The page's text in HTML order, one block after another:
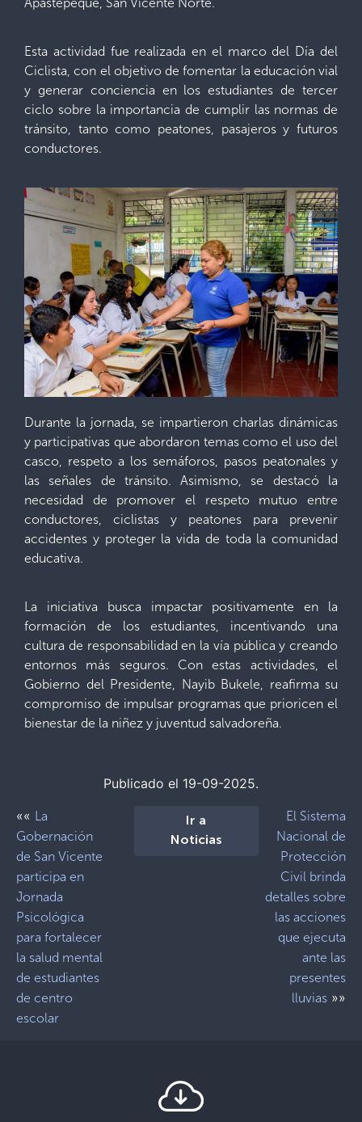
Esta actividad fue realizada en el marco del Día del
Ciclista, con el objetivo de fomentar la educación vial
y generar conciencia en los estudiantes de tercer
ciclo sobre la importancia de cumplir las normas de
tránsito, tanto como peatones, pasajeros y futuros
conductores.
Durante la jornada, se impartieron charlas dinámicas
y participativas que abordaron temas como el uso del
casco, respeto a los semáforos, pasos peatonales y
las señales de tránsito. Asimismo, se destacó la
necesidad de promover el respeto mutuo entre
conductores, ciclistas y peatones para prevenir
accidentes y proteger la vida de toda la comunidad
educativa.
La iniciativa busca impactar positivamente en la
formación de los estudiantes, incentivando una
cultura de responsabilidad en la vía pública y creando
entornos más seguros. Con estas actividades, el
Gobierno del Presidente, Nayib Bukele, reafirma su
compromiso de impulsar programas que prioricen el
bienestar de la niñez y juventud salvadoreña.
Publicado el 19-09-2025.
«« La
Gobernación
de San Vicente
participa en
Jornada
Psicológica
para fortalecer
la salud mental
de estudiantes
de centro
escolar
Ir a
Noticias
El Sistema
Nacional de
Protección
Civil brinda
detalles sobre
las acciones
que ejecuta
ante las
presentes
lluvias»»